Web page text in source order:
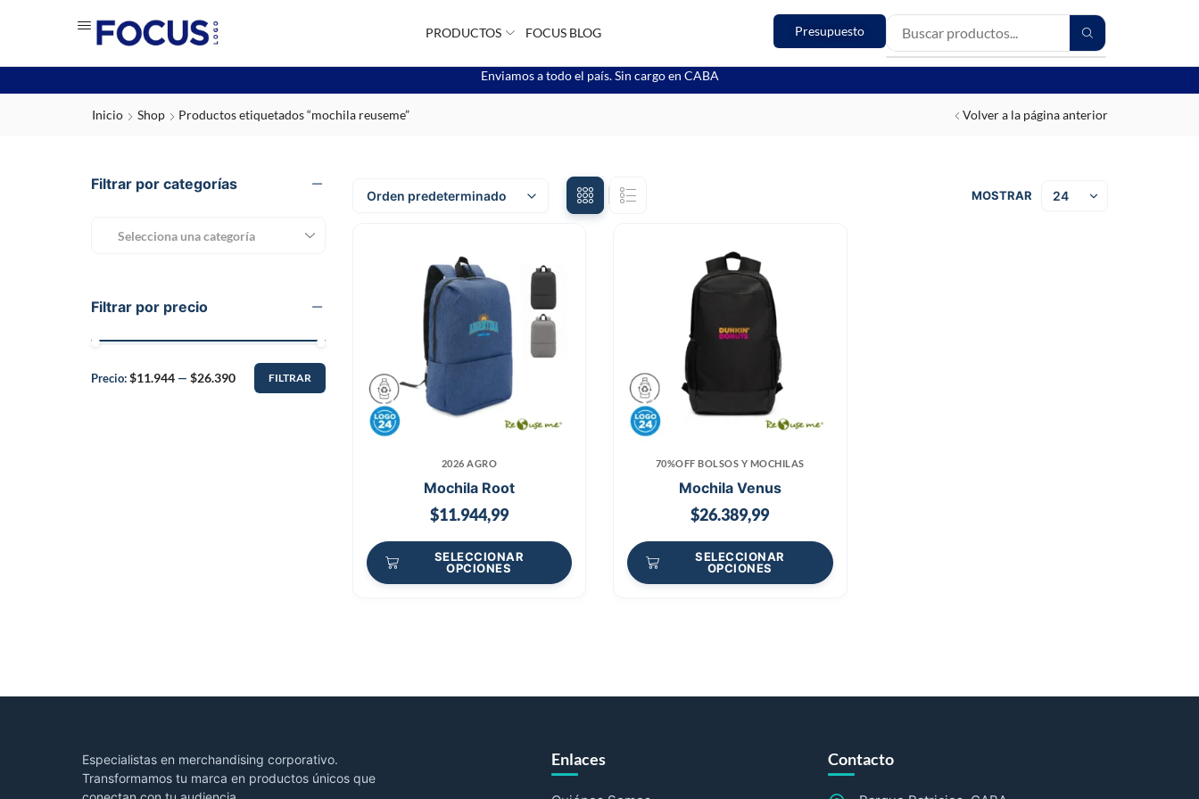
PRODUCTOS FOCUS BLOG Presupuesto
Enviamos a todo el país. Sin cargo en CABA
Inicio Shop Productos etiquetados “mochila reuseme” Volver a la página anterior
Filtrar por categorías
Selecciona una categoría
Filtrar por precio
FILTRAR
Precio:$11.944 — $26.390
MOSTRAR
2026 AGRO
Mochila Root
$11.944,99
SELECCIONAR
OPCIONES
70%OFF BOLSOS Y MOCHILAS
Mochila Venus
$26.389,99
SELECCIONAR
OPCIONES
Especialistas en merchandising corporativo.
Transformamos tu marca en productos únicos que
Enlaces Contacto